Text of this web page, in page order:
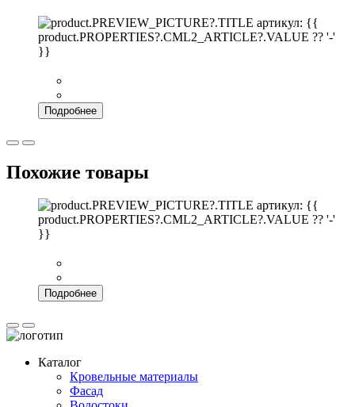
артикул: {{
product.PROPERTIES?.CML2_ARTICLE?.VALUE ?? '-'
}}
Подробнее
Похожие товары
артикул: {{
product.PROPERTIES?.CML2_ARTICLE?.VALUE ?? '-'
}}
Подробнее
Каталог
Кровельные материалы
Фасад